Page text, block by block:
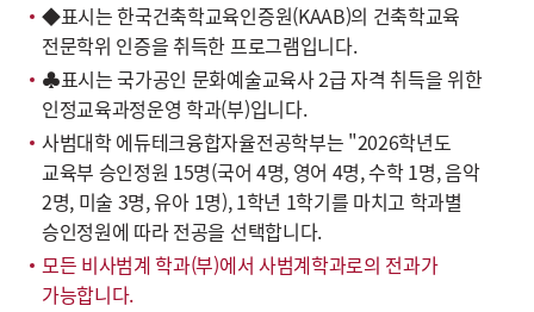
◆표시는 한국건축학교육인증원(KAAB)의 건축학교육
전문학위 인증을 취득한 프로그램입니다.
♣표시는 국가공인 문화예술교육사 2급 자격 취득을 위한
인정교육과정운영 학과(부)입니다.
사범대학 에듀테크융합자율전공학부는 "2026학년도
교육부 승인정원 15명(국어 4명, 영어 4명, 수학 1명, 음악
2명, 미술 3명, 유아 1명), 1학년 1학기를 마치고 학과별
승인정원에 따라 전공을 선택합니다.
모든 비사범계 학과(부)에서 사범계학과로의 전과가
가능합니다.